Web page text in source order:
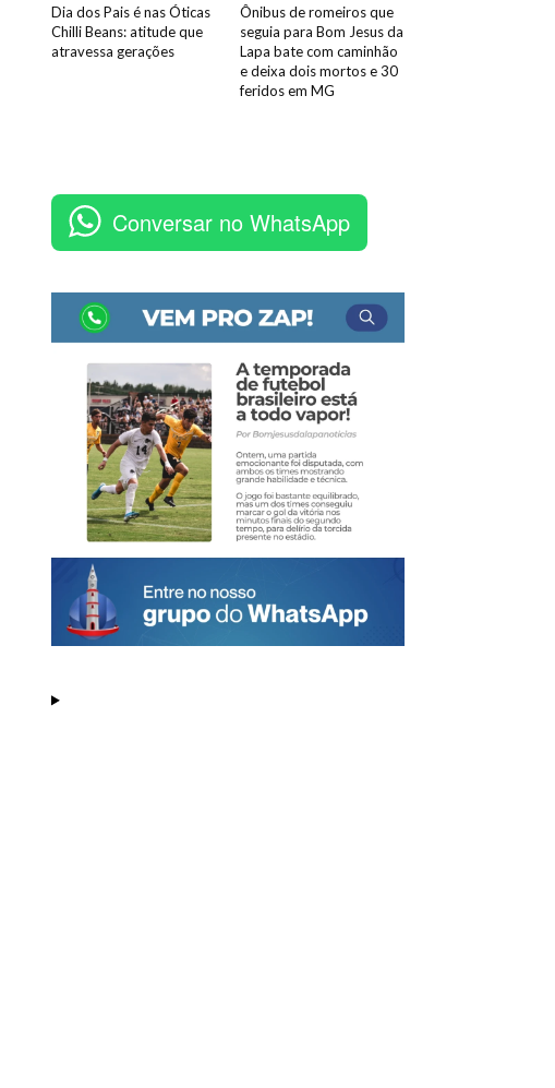
Dia dos Pais é nas Óticas
Chilli Beans: atitude que
atravessa gerações
Ônibus de romeiros que
seguia para Bom Jesus da
Lapa bate com caminhão
e deixa dois mortos e 30
feridos em MG
Conversar no WhatsApp